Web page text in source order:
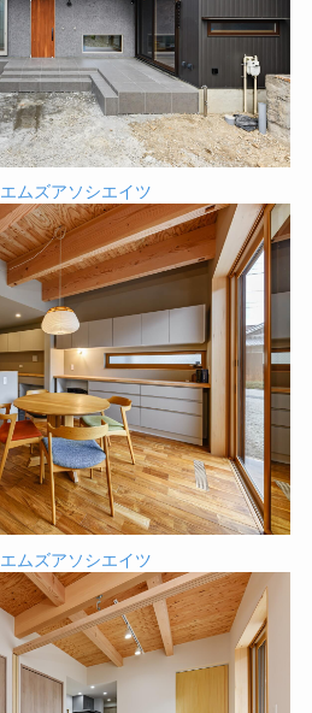
エムズアソシエイツ
エムズアソシエイツ